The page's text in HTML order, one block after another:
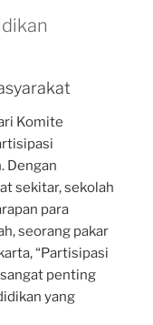
Komite
Dengan
sekitar, sekolah
para
seorang pakar
“Partisipasi
penting
yang